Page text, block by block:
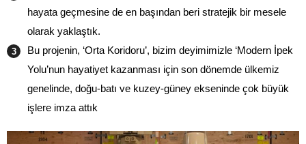
hayata geçmesine de en başından beri stratejik bir mesele
olarak yaklaştık.
Bu projenin, ‘Orta Koridoru’, bizim deyimimizle ‘Modern İpek
Yolu’nun hayatiyet kazanması için son dönemde ülkemiz
genelinde, doğu-batı ve kuzey-güney ekseninde çok büyük
işlere imza attık